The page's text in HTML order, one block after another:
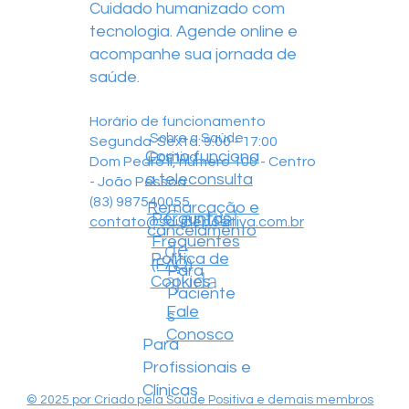
Cuidado humanizado com
tecnologia. Agende online e
acompanhe sua jornada de
saúde.
Horário de funcionamento
Segunda-Sexta: 9:00 - 17:00
Dom Pedro II, número 100 - Centro
- João Pessoa
(83) 987540055
contato@saudepositiva.com.br
© 2025 por Criado pela Saúde Positiva e demais membros
Sobre a Saúde
Positiva
Central
de
ajuda
Para
Paciente
s
Para
Profissionais e
Clínicas
Perguntas
Frequentes
(FAQ)
Como funciona
a teleconsulta
Remarcação e
cancelamento
Política de
Cookies
Fale
Conosco